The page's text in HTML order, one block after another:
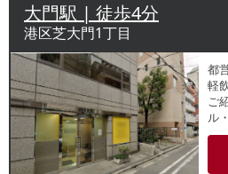
大門駅 | 徒歩4分
港区芝大門1丁目
都
軽
ご
ル
お